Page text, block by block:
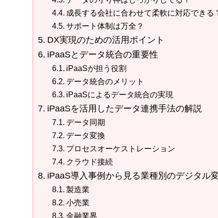
成長する会社に合わせて柔軟に対応できる
サポート体制は万全？
DX実現のための活用ポイント
iPaaSとデータ統合の重要性
iPaaSが担う役割
データ統合のメリット
iPaaSによるデータ統合の実現
iPaaSを活用したデータ連携手法の解説
データ同期
データ変換
プロセスオーケストレーション
クラウド接続
iPaaS導入事例から見る業種別のデジタル
製造業
小売業
金融業界